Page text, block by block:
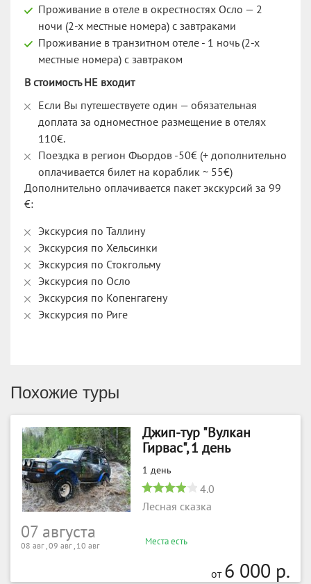
Проживание в отеле в окрестностях Осло — 2
ночи (2-х местные номера) с завтраками
Проживание в транзитном отеле - 1 ночь (2-х
местные номера) с завтраком
В стоимость НЕ входит
Если Вы путешествуете один — обязательная
доплата за одноместное размещение в отелях
110€.
Поездка в регион Фьордов -50€ (+ дополнительно
оплачивается билет на кораблик ~ 55€)
Дополнительно оплачивается пакет экскурсий за 99
€:
Экскурсия по Таллину
Экскурсия по Хельсинки
Экскурсия по Стокгольму
Экскурсия по Осло
Экскурсия по Копенгагену
Экскурсия по Риге
Похожие туры
Джип-тур "Вулкан
Гирвас", 1 день
1 день
4.0
Лесная сказка
07 августа
08 авг , 09 авг , 10 авг Места есть
от 6 000 р.